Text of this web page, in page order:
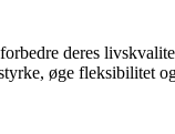
deres
øge fleksibilitet